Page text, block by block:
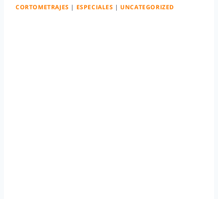
CORTOMETRAJES | ESPECIALES | UNCATEGORIZED